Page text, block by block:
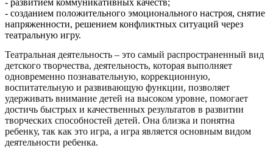
- развитием коммуникативных качеств;
- созданием положительного эмоционального настроя, снятие
напряженности, решением конфликтных ситуаций через
театральную игру.
Театральная деятельность – это самый распространенный вид
детского творчества, деятельность, которая выполняет
одновременно познавательную, коррекционную,
воспитательную и развивающую функции, позволяет
удерживать внимание детей на высоком уровне, помогает
достичь быстрых и качественных результатов в развитии
творческих способностей детей. Она близка и понятна
ребенку, так как это игра, а игра является основным видом
деятельности ребенка.